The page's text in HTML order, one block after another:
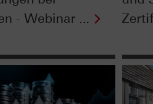
- Webinar ...